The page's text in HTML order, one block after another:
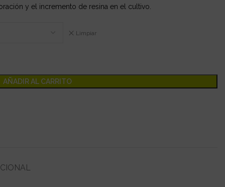
y el incremento de resina en el cultivo.
Limpiar
AÑADIR AL CARRITO